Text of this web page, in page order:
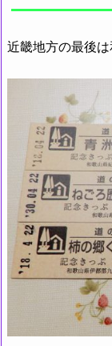
近畿地方の最後は